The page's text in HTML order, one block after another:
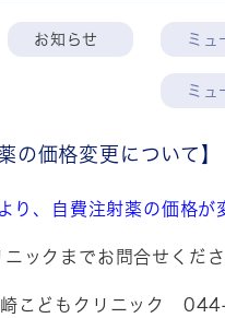
お知らせ ミュ
ミュ
の価格変更について】
、自費注射薬の価格が
ックまでお問合せくださ
崎こどもクリニック